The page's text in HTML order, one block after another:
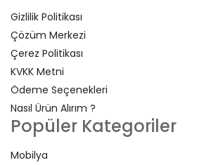
Gizlilik Politikası
Çözüm Merkezi
Çerez Politikası
KVKK Metni
Ödeme Seçenekleri
Nasıl Ürün Alırım ?
Popüler Kategoriler
Mobilya